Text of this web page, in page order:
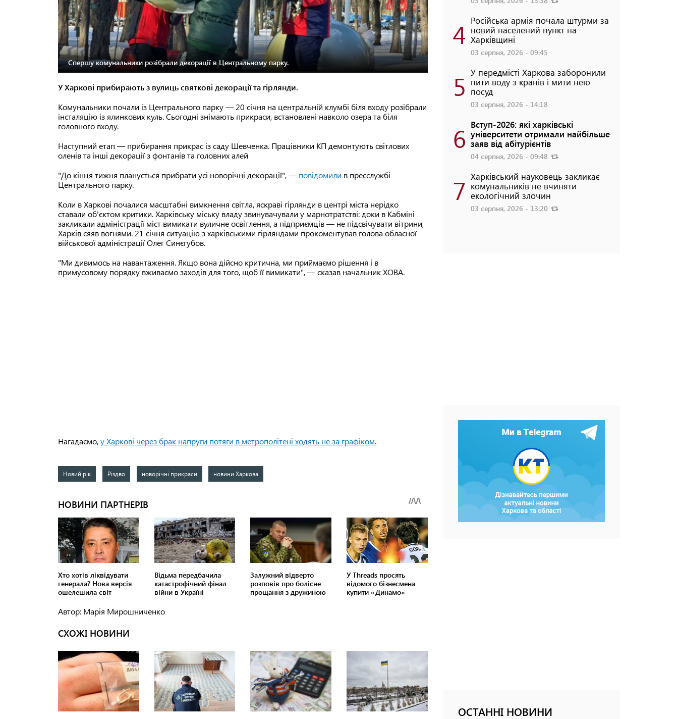
Спершу комунальники розібрали декорації в Центральному парку.
У Харкові прибирають з вулиць святкові декорації та гірлянди.
Комунальники почали із Центрального парку — 20 січня на центральній клумбі біля входу розібрали
інсталяцію із ялинкових куль. Сьогодні знімають прикраси, встановлені навколо озера та біля
головного входу.
Наступний етап — прибирання прикрас із саду Шевченка. Працівники КП демонтують світлових
оленів та інші декорації з фонтанів та головних алей
"До кінця тижня планується прибрати усі новорічні декорації", — повідомили в пресслужбі
Центрального парку.
Коли в Харкові почалися масштабні вимкнення світла, яскраві гірлянди в центрі міста нерідко
ставали об'єктом критики. Харківську міську владу звинувачували у марнотратстві: доки в Кабміні
закликали адміністрації міст вимикати вуличне освітлення, а підприємців — не підсвічувати вітрини,
Харків сяяв вогнями. 21 січня ситуацію з харківськими гірляндами прокоментував голова обласної
військової адміністрації Олег Синєгубов.
"Ми дивимось на навантаження. Якщо вона дійсно критична, ми приймаємо рішення і в
примусовому порядку вживаємо заходів для того, щоб її вимикати", — сказав начальник ХОВА.
Нагадаємо,у Харкові через брак напруги потяги в метрополітені ходять не за графіком.
Новий рік Різдво новорічні прикраси новини Харкова
Автор: Марія Мирошниченко
СХОЖІ НОВИНИ
4 Російська армія почала штурми за
новий населений пункт на
Харківщині
03 серпня, 2026 - 09:45
5 У передмісті Харкова заборонили
пити воду з кранів і мити нею
посуд
03 серпня, 2026 - 14:18
6 Вступ-2026: які харківські
університети отримали найбільше
заяв від абітурієнтів
04 серпня, 2026 - 09:48
7 Харківський науковець закликає
комунальників не вчиняти
екологічний злочин
03 серпня, 2026 - 13:20
ОСТАННІ НОВИНИ